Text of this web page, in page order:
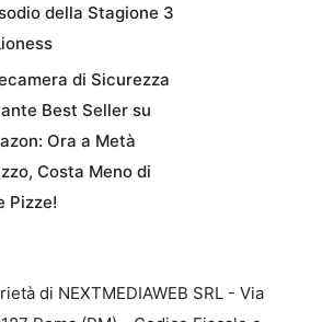
della Stagione 3
di Sicurezza
Best Seller su
Ora a Metà
Costa Meno di
Pizze!
di NEXTMEDIAWEB SRL - Via